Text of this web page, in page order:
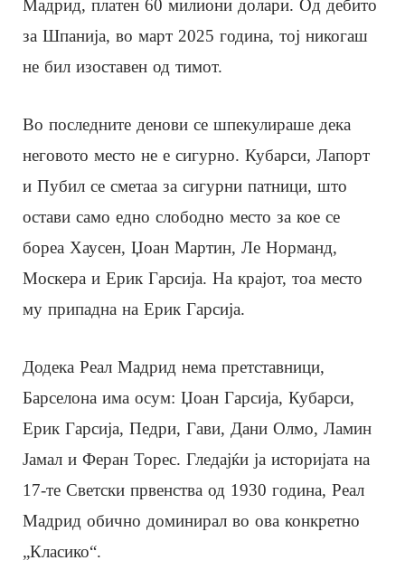
Мадрид, платен 60 милиони долари. Од дебито
за Шпанија, во март 2025 година, тој никогаш
не бил изоставен од тимот.
Во последните денови се шпекулираше дека
неговото место не е сигурно. Кубарси, Лапорт
и Пубил се сметаа за сигурни патници, што
остави само едно слободно место за кое се
бореа Хаусен, Џоан Мартин, Ле Норманд,
Москера и Ерик Гарсија. На крајот, тоа место
му припадна на Ерик Гарсија.
Додека Реал Мадрид нема претставници,
Барселона има осум: Џоан Гарсија, Кубарси,
Ерик Гарсија, Педри, Гави, Дани Олмо, Ламин
Јамал и Феран Торес. Гледајќи ја историјата на
17-те Светски првенства од 1930 година, Реал
Мадрид обично доминирал во ова конкретно
„Класико“.